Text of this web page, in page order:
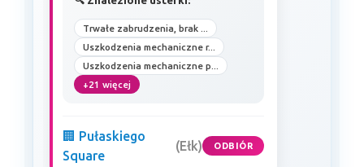
Trwałe zabrudzenia, brak ...
Uszkodzenia mechaniczne r...
Uszkodzenia mechaniczne p...
+21 więcej
🏢 Pułaskiego
Square
(Ełk) ODBIÓR